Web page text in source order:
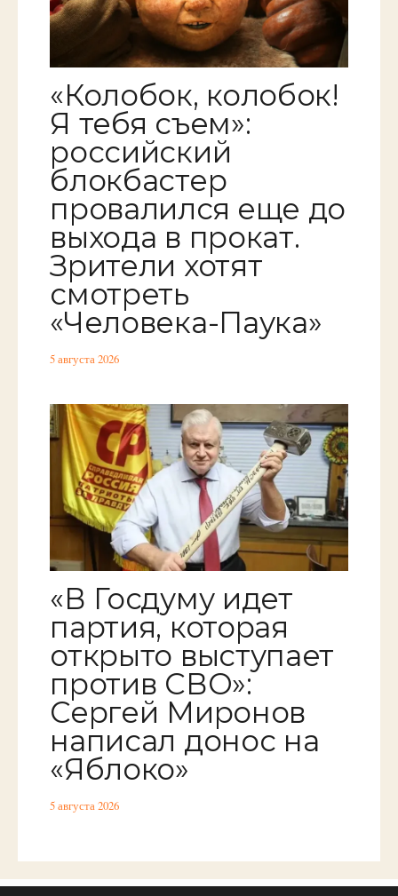
«Колобок, колобок!
Я тебя съем»:
российский
блокбастер
провалился еще до
выхода в прокат.
Зрители хотят
смотреть
«Человека-Паука»
5 августа 2026
«В Госдуму идет
партия, которая
открыто выступает
против СВО»:
Сергей Миронов
написал донос на
«Яблоко»
5 августа 2026